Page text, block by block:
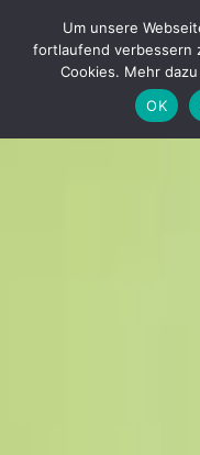
Tel.: 0911 - 2171
Um unsere
fortlaufend verbessern
Cookies. Mehr
OK